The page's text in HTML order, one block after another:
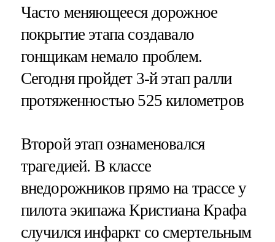
Часто меняющееся дорожное
покрытие этапа создавало
гонщикам немало проблем.
Сегодня пройдет 3-й этап ралли
протяженностью 525 километров
Второй этап ознаменовался
трагедией. В классе
внедорожников прямо на трассе у
пилота экипажа Кристиана Крафа
случился инфаркт со смертельным